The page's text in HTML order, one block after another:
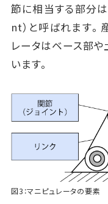
節に相当する部分は
nt）と呼ばれます。
レータはベース部
います。
図3：マニピュレータの要素